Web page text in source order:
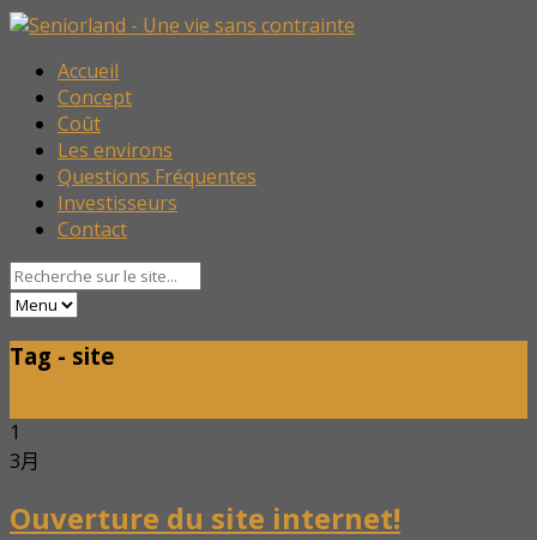
Accueil
Concept
Coût
Les environs
Questions Fréquentes
Investisseurs
Contact
Tag - site
1
3月
Ouverture du site internet!